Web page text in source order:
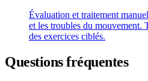
Évaluation et traitement
et les troubles du mouvement.
des exercices ciblés.
Questions fréquentes